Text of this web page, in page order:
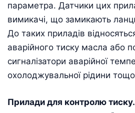
параметра. Датчики цих
вимикачі, що замикають
До таких приладів
аварійного тиску масла або
сигналізатори аварійної
охолоджувальної рідини
Прилади для контролю тиску.